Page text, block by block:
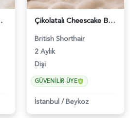
- 4646 Çikolatalı Cheescake British Shorthair Dişi Yavrumuz - 4902
British Shorthair
2 Aylık
Dişi
GÜVENILIR ÜYE
İstanbul /Beykoz